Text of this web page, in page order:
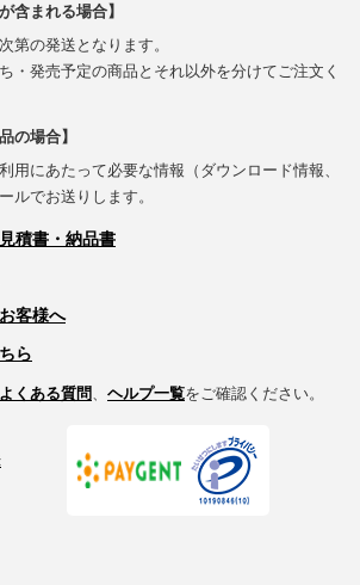
含まれる場合】
第の発送となります。
・発売予定の商品とそれ以外を分けてご注文く
の場合】
用にあたって必要な情報（ダウンロード情報、
ルでお送りします。
積書・納品書
客様へ
ら
よくある質問 ヘルプ一覧をご確認ください。